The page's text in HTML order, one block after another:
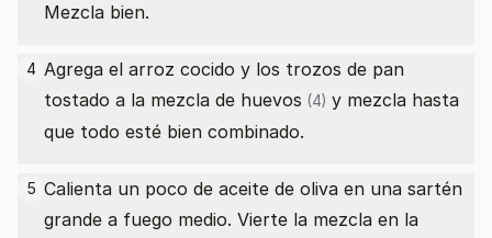
Mezcla bien.
4 Agrega el arroz cocido y los trozos de pan
tostado a la mezcla de huevos (4) y mezcla hasta
que todo esté bien combinado.
5 Calienta un poco de aceite de oliva en una sartén
grande a fuego medio. Vierte la mezcla en la